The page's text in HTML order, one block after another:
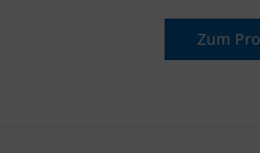
Zum